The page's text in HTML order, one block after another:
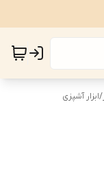
/ابزار آشپزی